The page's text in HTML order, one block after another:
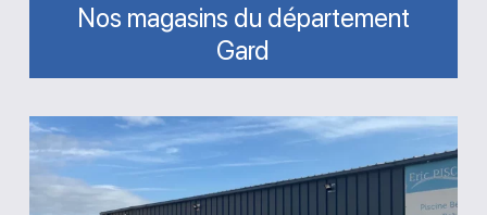
Nos magasins du département
Gard
Magasin
Eric